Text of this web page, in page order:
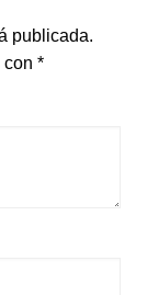
publicada.
con *